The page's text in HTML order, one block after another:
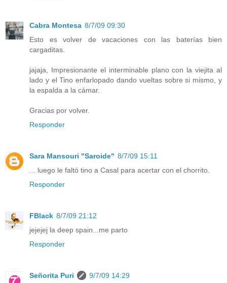
Cabra Montesa 8/7/09 09:30
Esto es volver de vacaciones con las baterías bien
cargaditas.
jajaja, Impresionante el interminable plano con la viejita al
lado y el Tino enfarlopado dando vueltas sobre si mismo, y
la espalda a la cámar.
Gracias por volver.
Responder
Sara Mansouri "Saroide" 8/7/09 15:11
... luego le faltó tino a Casal para acertar con el chorrito.
Responder
FBlack 8/7/09 21:12
jejejej la deep spain...me parto
Responder
Señorita Puri
9/7/09 14:29